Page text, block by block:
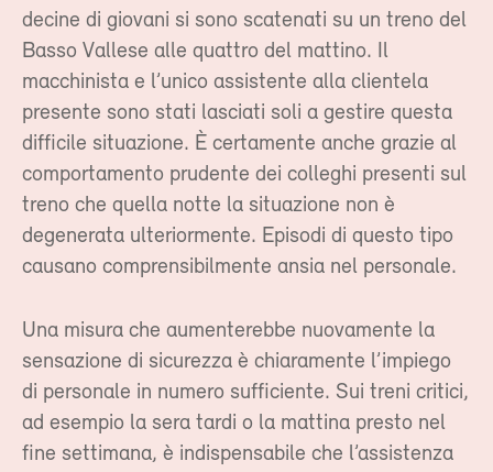
decine di giovani si sono scatenati su un treno del
Basso Vallese alle quattro del mattino. Il
macchinista e l’unico assistente alla clientela
presente sono stati lasciati soli a gestire questa
difficile situazione. È certamente anche grazie al
comportamento prudente dei colleghi presenti sul
treno che quella notte la situazione non è
degenerata ulteriormente. Episodi di questo tipo
causano comprensibilmente ansia nel personale.
Una misura che aumenterebbe nuovamente la
sensazione di sicurezza è chiaramente l’impiego
di personale in numero sufficiente. Sui treni critici,
ad esempio la sera tardi o la mattina presto nel
fine settimana, è indispensabile che l’assistenza